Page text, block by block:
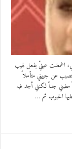
اغمضت عينيّ بفعل لهيب
عن جبيني متأملاً
مضني جداً لكنني أجد فيه
الحبوب ثم …